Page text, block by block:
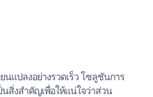
แปลงอย่างรวดเร็ว โซลูชันการ
สิ่งสําคัญเพื่อให้แน่ใจว่าส่วน